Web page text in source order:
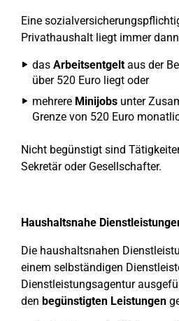
Eine
Privathaushalt liegt immer
das Arbeitsentgeltaus der
über 520 Euro liegt oder
mehrere Minijobs unter
Grenze von 520 Euro
Nicht begünstigt sind
Sekretär oder Gesellschafter.
Haushaltsnahe
Die haushaltsnahen
einem selbständigen
Dienstleistungsagentur
den begünstigten Leistungen